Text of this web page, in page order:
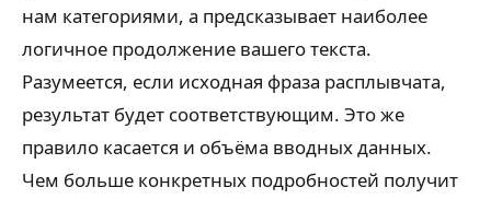
нам категориями, а предсказывает наиболее
логичное продолжение вашего текста.
Разумеется, если исходная фраза расплывчата,
результат будет соответствующим. Это же
правило касается и объёма вводных данных.
Чем больше конкретных подробностей получит